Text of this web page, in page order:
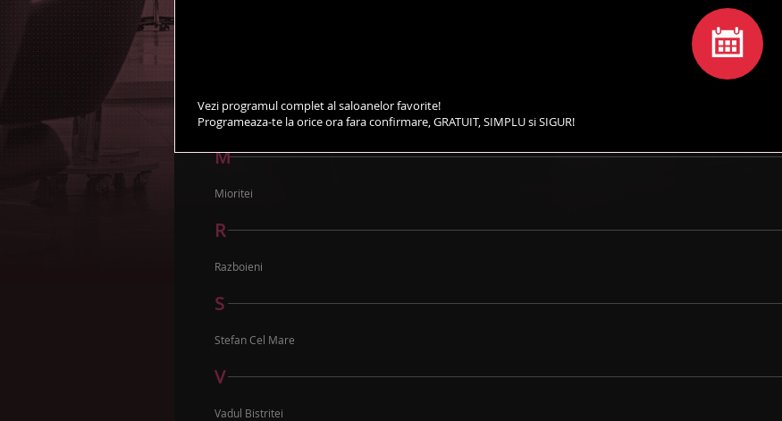
G?rii
M
Mioritei
R
Razboieni
S
Stefan Cel Mare
V
Vadul Bistritei
Vezi programul complet al saloanelor favorite!
Programeaza-te la orice ora fara confirmare, GRATUIT, SIMPLU si SIGUR!